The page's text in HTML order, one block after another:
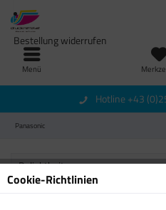
Menü
Bestellung widerrufen
Hotline +43
Panasonic
Cookie-Richtlinien